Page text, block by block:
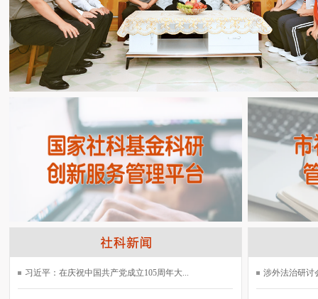
习近平：在庆祝中国共产党成立105周年大... 涉外法治研讨